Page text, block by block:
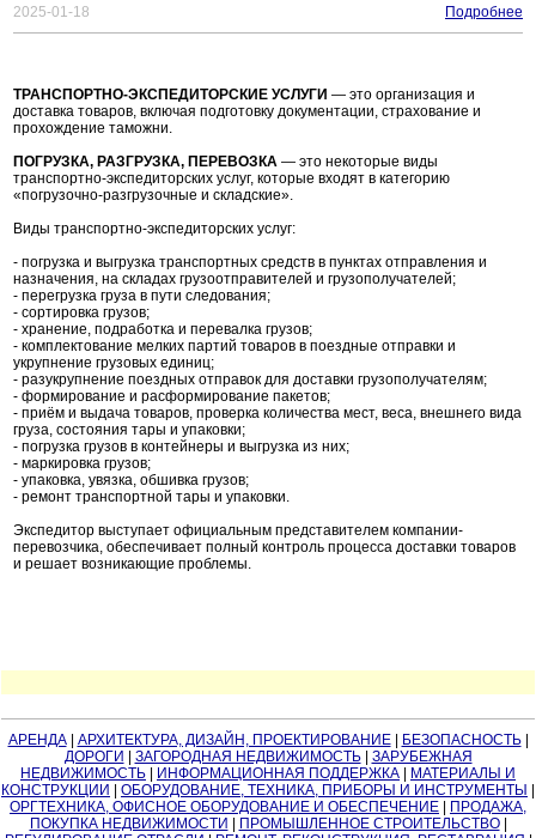
2025-01-18
Подробнее
ТРАНСПОРТНО-ЭКСПЕДИТОРСКИЕ УСЛУГИ — это организация и
доставка товаров, включая подготовку документации, страхование и
прохождение таможни.
ПОГРУЗКА, РАЗГРУЗКА, ПЕРЕВОЗКА — это некоторые виды
транспортно-экспедиторских услуг, которые входят в категорию
«погрузочно-разгрузочные и складские».
Виды транспортно-экспедиторских услуг:
- погрузка и выгрузка транспортных средств в пунктах отправления и
назначения, на складах грузоотправителей и грузополучателей;
- перегрузка груза в пути следования;
- сортировка грузов;
- хранение, подработка и перевалка грузов;
- комплектование мелких партий товаров в поездные отправки и
укрупнение грузовых единиц;
- разукрупнение поездных отправок для доставки грузополучателям;
- формирование и расформирование пакетов;
- приём и выдача товаров, проверка количества мест, веса, внешнего вида
груза, состояния тары и упаковки;
- погрузка грузов в контейнеры и выгрузка из них;
- маркировка грузов;
- упаковка, увязка, обшивка грузов;
- ремонт транспортной тары и упаковки.
Экспедитор выступает официальным представителем компании-
перевозчика, обеспечивает полный контроль процесса доставки товаров
и решает возникающие проблемы.
АРЕНДА| АРХИТЕКТУРА, ДИЗАЙН, ПРОЕКТИРОВАНИЕ| БЕЗОПАСНОСТЬ|
ДОРОГИ
ЗАГОРОДНАЯ НЕДВИЖИМОСТЬ| ЗАРУБЕЖНАЯ
НЕДВИЖИМОСТЬ
ИНФОРМАЦИОННАЯ ПОДДЕРЖКА
МАТЕРИАЛЫ И
КОНСТРУКЦИИ
ОБОРУДОВАНИЕ, ТЕХНИКА, ПРИБОРЫ И ИНСТРУМЕНТЫ
ОРГТЕХНИКА, ОФИСНОЕ ОБОРУДОВАНИЕ И ОБЕСПЕЧЕНИЕ
ПРОДАЖА,
ПОКУПКА НЕДВИЖИМОСТИ
ПРОМЫШЛЕННОЕ СТРОИТЕЛЬСТВО|